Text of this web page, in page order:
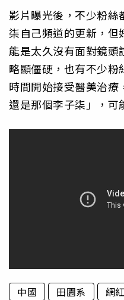
影片曝光後，不少粉
柒自己頻道的更新，但
能是太久沒有面對鏡頭
略顯僵硬，也有不少
時間開始接受醫美治療
還是那個李子柒」，可
中國 田園系 網紅